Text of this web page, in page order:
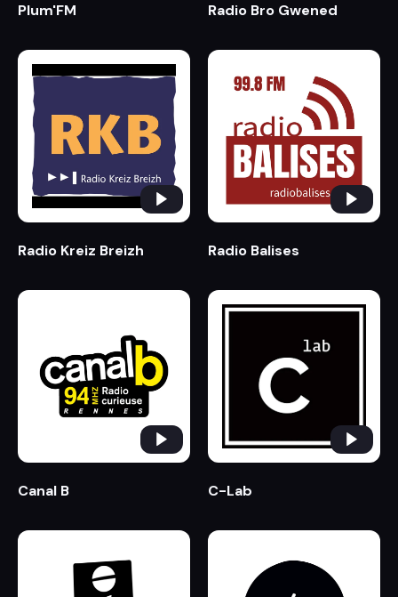
Plum'FM Radio Bro Gwened
Radio Kreiz Breizh Radio Balises
Canal B C-Lab